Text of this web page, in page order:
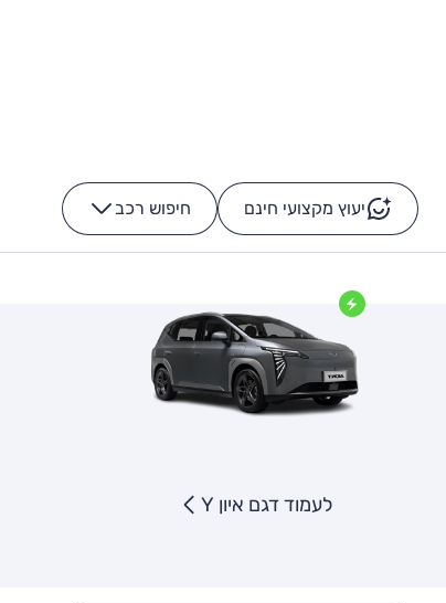
יעוץ מקצועי חינם חיפוש רכב -
לעמוד דגם איון Y